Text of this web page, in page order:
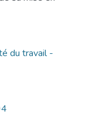
du travail -